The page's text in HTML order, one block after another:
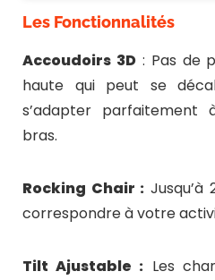
Les Fonctionnalités
Accoudoirs 3D: Pas de
haute qui peut se
s’adapter
bras.
Rocking Chair :
correspondre à votre
Tilt Ajustable : Les